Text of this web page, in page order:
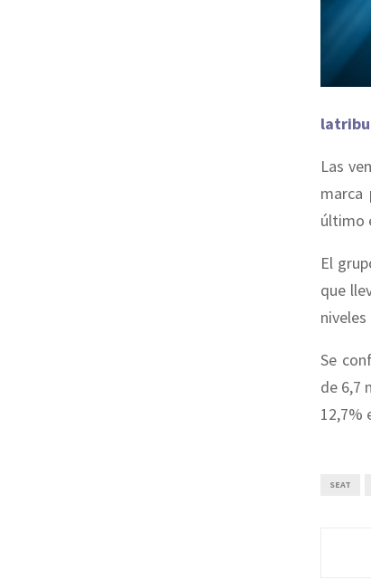
Las
marca
último
El
que
Se
de 6,7
12,7%
SEAT